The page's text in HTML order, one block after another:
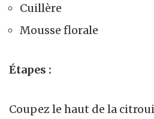
Cuillère
Mousse florale
Étapes :
Coupez le haut de la